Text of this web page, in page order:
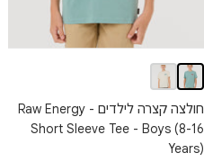
חולצה קצרה לילדים - Raw Energy
Short Sleeve Tee - Boys (8-16
Years)